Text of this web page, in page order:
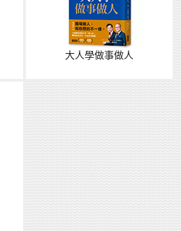
大人學做事做人